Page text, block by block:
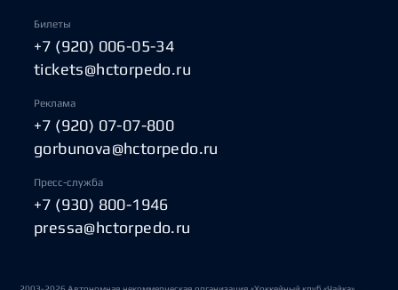
Билеты
+7 (920) 006-05-34
tickets@hctorpedo.ru
Реклама
+7 (920) 07-07-800
gorbunova@hctorpedo.ru
Пресс-служба
+7 (930) 800-1946
pressa@hctorpedo.ru